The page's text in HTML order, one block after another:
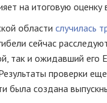
на итоговую оценку
области случилась
сейчас
так и ожидавший его
проверки
была создана